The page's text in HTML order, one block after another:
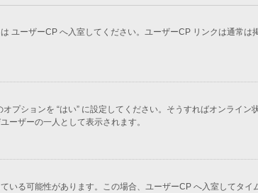
ユーザーCP へ入室してください。ユーザーCP リンクは通常
プションを “はい” に設定してください。そうすればオンライ
ーザーの一人として表示されます。
る可能性があります。この場合、ユーザーCP へ入室してタ